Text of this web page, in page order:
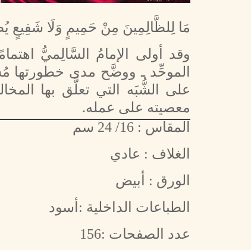
مَا لِلظَّالِمِينَ مِنْ حَمِيمٍ وَلَا شَفِيعٍ
وقد أولى الإمامُ السَّالِميُّ
الموحِّد ـ ووضَّح مدى خطورتها
على الشُّبَه التي تعلَّق بها
معصيته على عمله.
المقاس : 16/ 24 سم
الغلاف : عادي
الورق : أبيض
الطباعات الداخلية :أسود
عدد الصفحات :156